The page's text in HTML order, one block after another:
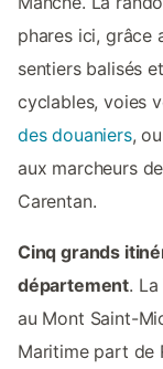
phares ici, grâce
sentiers balisés
cyclables, voies
des douaniers,
aux marcheurs
Carentan.
Cinq grands
département.
au Mont Saint-
Maritime part de